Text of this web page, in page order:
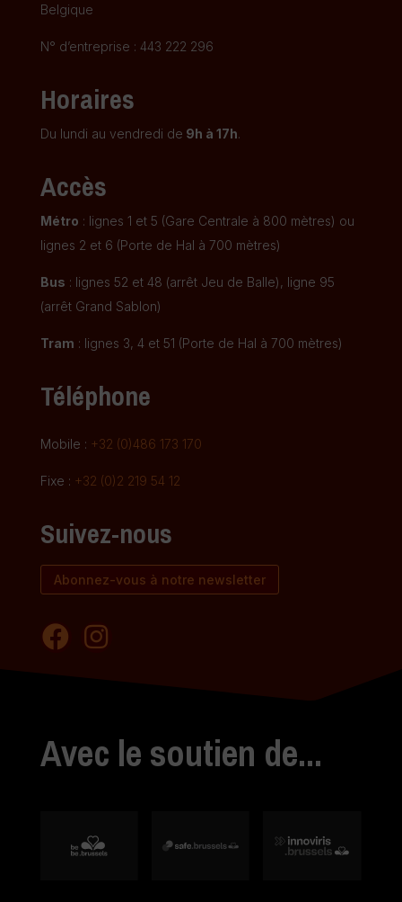
Belgique
N° d’entreprise : 443 222 296
Horaires
Du lundi au vendredi de 9h à 17h.
Accès
Métro : lignes 1 et 5 (Gare Centrale à 800 mètres) ou
lignes 2 et 6 (Porte de Hal à 700 mètres)
Bus : lignes 52 et 48 (arrêt Jeu de Balle), ligne 95
(arrêt Grand Sablon)
Tram : lignes 3, 4 et 51 (Porte de Hal à 700 mètres)
Téléphone
Mobile : +32 (0)486 173 170
Fixe : +32 (0)2 219 54 12
Suivez-nous
Abonnez-vous à notre newsletter
Avec le soutien de...